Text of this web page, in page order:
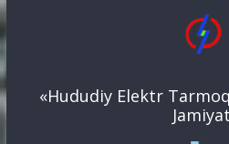
«Hududiy Elektr